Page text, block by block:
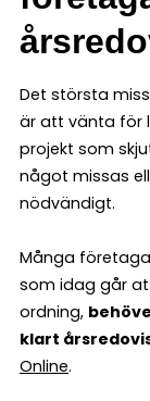
Det största
är att vänta för
projekt som
något missas
nödvändigt.
Många
som idag går
ordning,
klart
Online.